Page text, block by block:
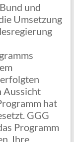
und
Umsetzung
Aussicht
hat
GGG
Programm
Ihre